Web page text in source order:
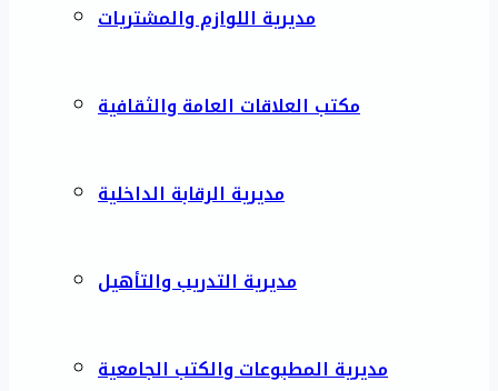
مديرية اللوازم والمشتريات
مكتب العلاقات العامة والثقافية
مديرية الرقابة الداخلية
مديرية التدريب والتأهيل
مديرية المطبوعات والكتب الجامعية